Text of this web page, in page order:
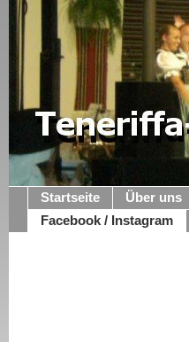
Startseite Über uns
Facebook / Instagram